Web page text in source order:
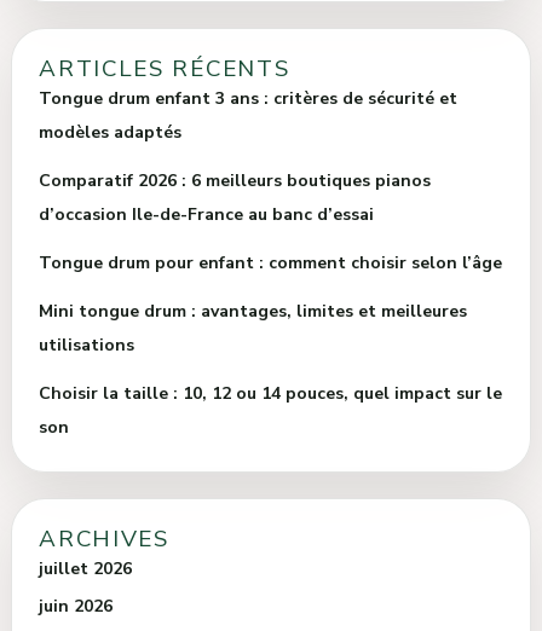
ARTICLES RÉCENTS
Tongue drum enfant 3 ans : critères de sécurité et
modèles adaptés
Comparatif 2026 : 6 meilleurs boutiques pianos
d’occasion Ile-de-France au banc d’essai
Tongue drum pour enfant : comment choisir selon l’âge
Mini tongue drum : avantages, limites et meilleures
utilisations
Choisir la taille : 10, 12 ou 14 pouces, quel impact sur le
son
ARCHIVES
juillet 2026
juin 2026